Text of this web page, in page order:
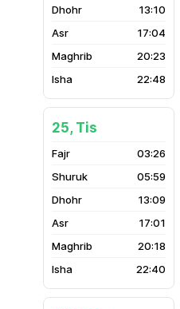
13:10
17:04
20:23
22:48
25, Tis
03:26
05:59
13:09
17:01
20:18
22:40